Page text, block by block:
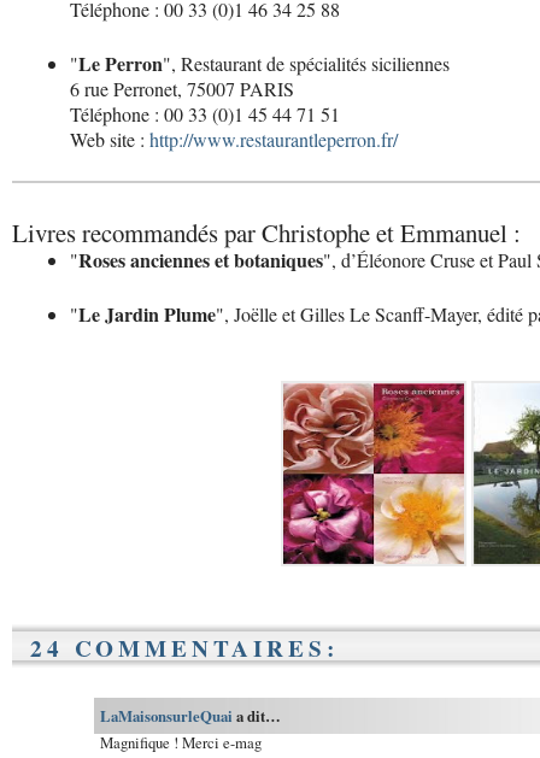
Téléphone : 00 33 (0)1 46 34 25 88
"Le Perron", Restaurant de spécialités siciliennes
6 rue Perronet, 75007 PARIS
Téléphone : 00 33 (0)1 45 44 71 51
Web site : http://www.restaurantleperron.fr/
Livres recommandés par Christophe et Emmanuel :
"Roses anciennes et botaniques", d’Éléonore Cruse et
"Le Jardin Plume", Joëlle et Gilles Le Scanff-Mayer, édité
24 COMMENTAIRES:
LaMaisonsurleQuai a dit…
Magnifique ! Merci e-mag